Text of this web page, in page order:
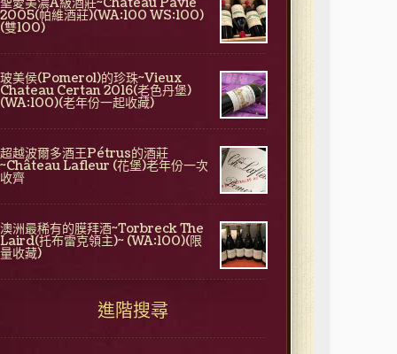
2005(帕維酒莊)(WA:100 WS:100)
(雙100)
玻美侯(Pomerol)的珍珠~Vieux
Chateau Certan 2016(老色丹堡)
(WA:100)(老年份一起收藏)
超越波爾多酒王Pétrus的酒莊
~Château Lafleur (花堡)老年份一次
收齊
澳洲最稀有的膜拜酒~Torbreck The
Laird(托布雷克領主)~ (WA:100)(限
量收藏)
進階搜尋